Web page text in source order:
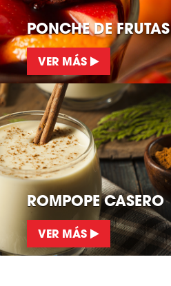
PONCHE DE FRUTAS
VER MÁS
ROMPOPE CASERO
VER MÁS